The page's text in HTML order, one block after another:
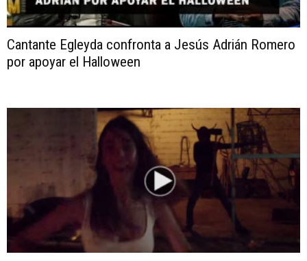
Cantante Egleyda confronta a Jesús Adrián Romero
por apoyar el Halloween